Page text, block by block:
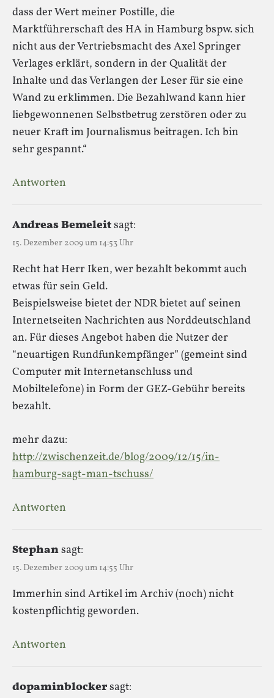
dass der Wert meiner Postille, die
Marktführerschaft des HA in Hamburg bspw. sich
nicht aus der Vertriebsmacht des Axel Springer
Verlages erklärt, sondern in der Qualität der
Inhalte und das Verlangen der Leser für sie eine
Wand zu erklimmen. Die Bezahlwand kann hier
liebgewonnenen Selbstbetrug zerstören oder zu
neuer Kraft im Journalismus beitragen. Ich bin
sehr gespannt.“
Antworten
Andreas Bemeleitsagt:
15. Dezember 2009 um 14:53 Uhr
Recht hat Herr Iken, wer bezahlt bekommt auch
etwas für sein Geld.
Beispielsweise bietet der NDR bietet auf seinen
Internetseiten Nachrichten aus Norddeutschland
an. Für dieses Angebot haben die Nutzer der
“neuartigen Rundfunkempfänger” (gemeint sind
Computer mit Internetanschluss und
Mobiltelefone) in Form der GEZ-Gebühr bereits
bezahlt.
mehr dazu:
http://zwischenzeit.de/blog/2009/12/15/in-
hamburg-sagt-man-tschuss/
Antworten
Stephansagt:
15. Dezember 2009 um 14:55 Uhr
Immerhin sind Artikel im Archiv (noch) nicht
kostenpflichtig geworden.
Antworten
dopaminblockersagt: